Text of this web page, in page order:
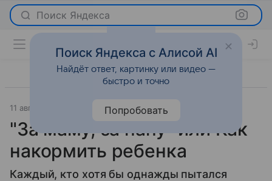
Поиск Яндекса
11 августа 2009 Новости
"За маму, за папу" или Как
накормить ребенка
Каждый, кто хотя бы однажды пытался
Поиск Яндекса с Алисой AI
Найдёт ответ, картинку или видео —
быстро и точно
Попробовать